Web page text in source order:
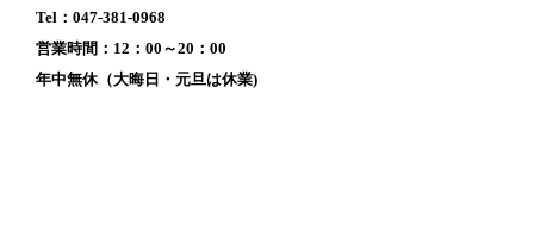
Tel：047-381-0968
営業時間：12：00～20：00
年中無休（大晦日・元旦は休業)